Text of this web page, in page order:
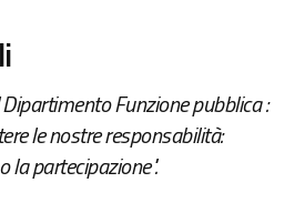
Funzione pubblica :
le nostre responsabilità:
la partecipazione".